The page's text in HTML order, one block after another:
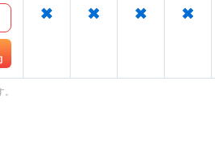
× × × ×